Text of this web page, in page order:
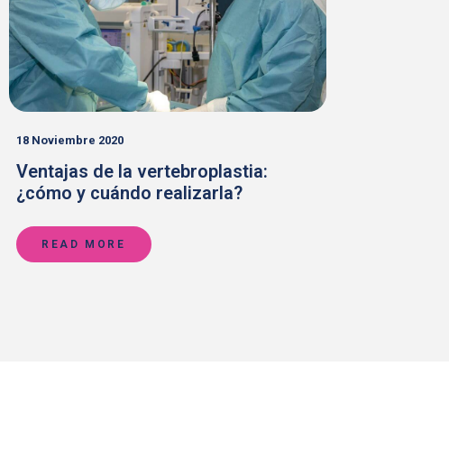
18 Noviembre 2020
Ventajas de la vertebroplastia:
¿cómo y cuándo realizarla?
READ MORE